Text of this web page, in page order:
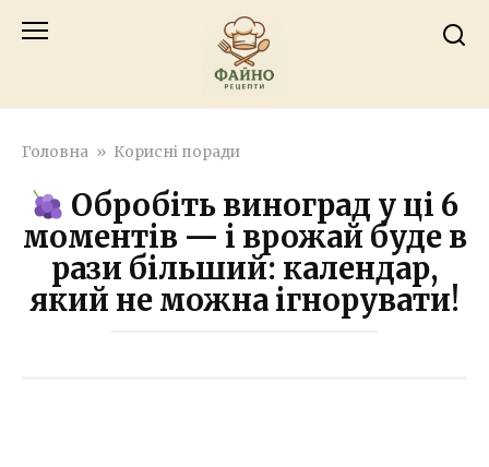
Головна » Корисні поради
Обробіть виноград у ці 6
моментів — і врожай буде в
рази більший: календар,
який не можна ігнорувати!